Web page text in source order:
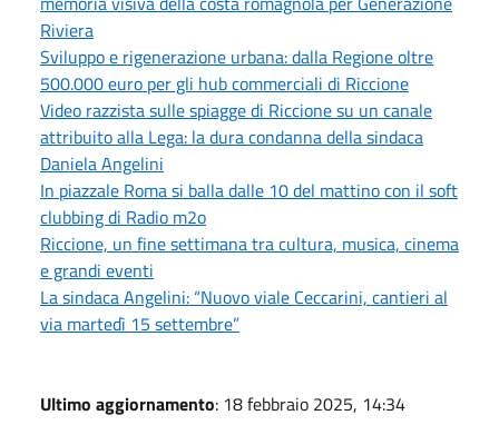
Riviera
Sviluppo e rigenerazione urbana: dalla Regione oltre
500.000 euro per gli hub commerciali di Riccione
Video razzista sulle spiagge di Riccione su un canale
attribuito alla Lega: la dura condanna della sindaca
Daniela Angelini
In piazzale Roma si balla dalle 10 del mattino con il soft
clubbing di Radio m2o
Riccione, un fine settimana tra cultura, musica, cinema
e grandi eventi
La sindaca Angelini: “Nuovo viale Ceccarini, cantieri al
via martedì 15 settembre”
Ultimo aggiornamento: 18 febbraio 2025, 14:34